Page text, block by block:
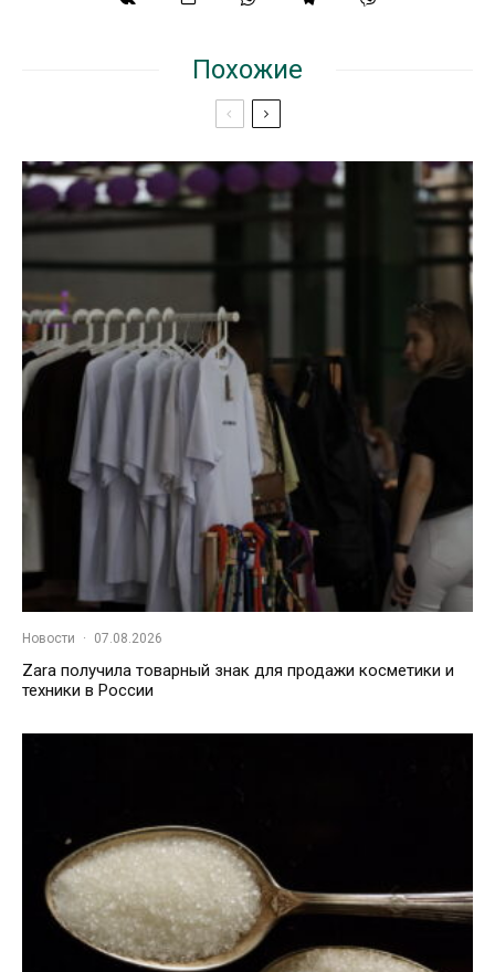
Похожие
Новости · 07.08.2026
Zara получила товарный знак для продажи косметики и
техники в России